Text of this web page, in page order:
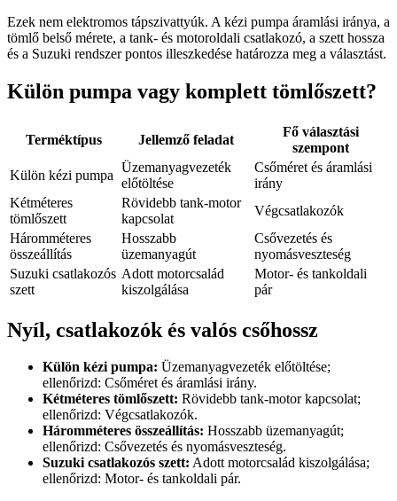
Ezek nem elektromos tápszivattyúk. A kézi pumpa áramlási iránya, a
tömlő belső mérete, a tank- és motoroldali csatlakozó, a szett hossza
és a Suzuki rendszer pontos illeszkedése határozza meg a választást.
Külön pumpa vagy komplett tömlőszett?
Terméktípus Jellemző feladat
Fő választási
szempont
Külön kézi pumpa
Üzemanyagvezeték
előtöltése
Csőméret és áramlási
irány
Kétméteres
tömlőszett
Rövidebb tank-motor
kapcsolat
Végcsatlakozók
Háromméteres
összeállítás
Hosszabb
üzemanyagút
Csővezetés és
nyomásveszteség
Suzuki csatlakozós
szett
Adott motorcsalád
kiszolgálása
Motor- és tankoldali
pár
Nyíl, csatlakozók és valós csőhossz
Külön kézi pumpa: Üzemanyagvezeték előtöltése;
ellenőrizd: Csőméret és áramlási irány.
Kétméteres tömlőszett: Rövidebb tank-motor kapcsolat;
ellenőrizd: Végcsatlakozók.
Háromméteres összeállítás: Hosszabb üzemanyagút;
ellenőrizd: Csővezetés és nyomásveszteség.
Suzuki csatlakozós szett: Adott motorcsalád kiszolgálása;
ellenőrizd: Motor- és tankoldali pár.